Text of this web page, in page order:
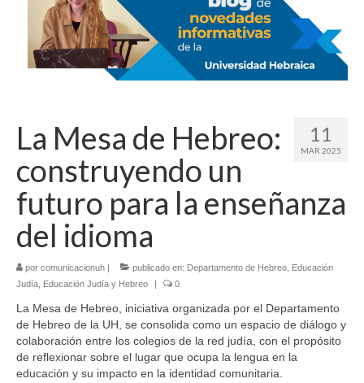
11
MAR 2025
La Mesa de Hebreo:
construyendo un
futuro para la enseñanza
del idioma
por comunicacionuh | publicado en: Departamento de Hebreo Educación
Judía Educación Judía y Hebreo | 0
La Mesa de Hebreo, iniciativa organizada por el Departamento
de Hebreo de la UH, se consolida como un espacio de diálogo y
colaboración entre los colegios de la red judía, con el propósito
de reflexionar sobre el lugar que ocupa la lengua en la
educación y su impacto en la identidad comunitaria.